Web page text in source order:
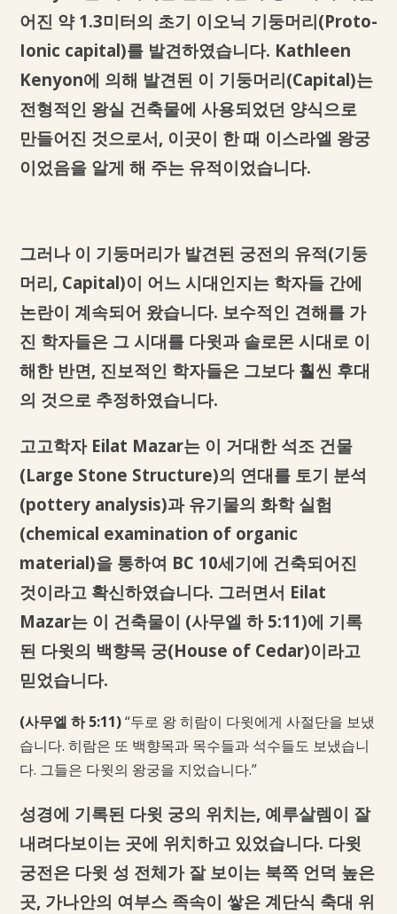
어진 약 1.3미터의 초기 이오닉 기둥머리(Proto-
Ionic capital)를 발견하였습니다. Kathleen
Kenyon에 의해 발견된 이 기둥머리(Capital)는
전형적인 왕실 건축물에 사용되었던 양식으로
만들어진 것으로서, 이곳이 한 때 이스라엘 왕궁
이었음을 알게 해 주는 유적이었습니다.
그러나 이 기둥머리가 발견된 궁전의 유적(기둥
머리, Capital)이 어느 시대인지는 학자들 간에
논란이 계속되어 왔습니다. 보수적인 견해를 가
진 학자들은 그 시대를 다윗과 솔로몬 시대로 이
해한 반면, 진보적인 학자들은 그보다 훨씬 후대
의 것으로 추정하였습니다.
고고학자 Eilat Mazar는 이 거대한 석조 건물
(Large Stone Structure)의 연대를 토기 분석
(pottery analysis)과 유기물의 화학 실험
(chemical examination of organic
material)을 통하여 BC 10세기에 건축되어진
것이라고 확신하였습니다. 그러면서 Eilat
Mazar는 이 건축물이 (사무엘 하 5:11)에 기록
된 다윗의 백향목 궁(House of Cedar)이라고
믿었습니다.
(사무엘 하 5:11)“두로 왕 히람이 다윗에게 사절단을 보냈
습니다. 히람은 또 백향목과 목수들과 석수들도 보냈습니
다. 그들은 다윗의 왕궁을 지었습니다.”
성경에 기록된 다윗 궁의 위치는, 예루살렘이 잘
내려다보이는 곳에 위치하고 있었습니다. 다윗
궁전은 다윗 성 전체가 잘 보이는 북쪽 언덕 높은
곳, 가나안의 여부스 족속이 쌓은 계단식 축대 위